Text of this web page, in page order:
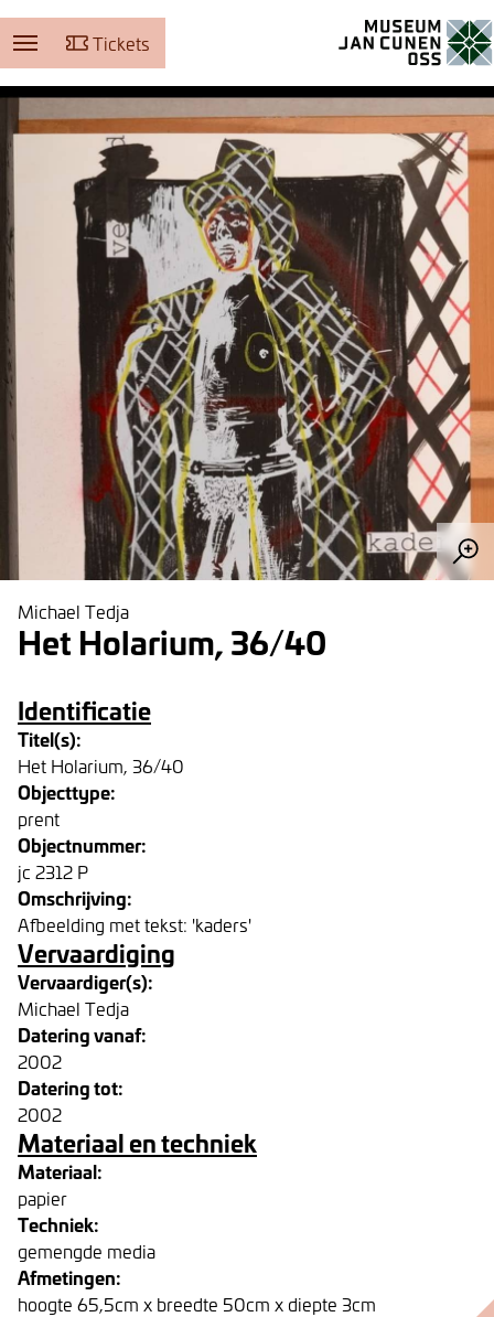
Tickets
Michael Tedja
Het Holarium, 36/40
Identificatie
Titel(s):
Het Holarium, 36/40
Objecttype:
prent
Objectnummer:
jc 2312 P
Omschrijving:
Afbeelding met tekst: 'kaders'
Vervaardiging
Vervaardiger(s):
Michael Tedja
Datering vanaf:
2002
Datering tot:
2002
Materiaal en techniek
Materiaal:
papier
Techniek:
gemengde media
Afmetingen:
hoogte 65,5cm x breedte 50cm x diepte 3cm